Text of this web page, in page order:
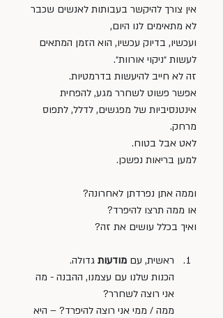
אין צורך להיקשר בעבותות לאנשים שכבר
לא מתאימים לנו היום,
ועכשיו, בדיוק עכשיו, הוא הזמן המתאים
לעשות ״ניקוי אורוות״.
זה לא חייב להיעשות בדרמטיות.
אפשר פשוט לשחרר מגע, להפחית
אינטנסיביות של מפגשים, לדלל, לתפוס
מרחק.
לאט אבל בטוח.
למען בריאות נפשכן.
וממה אתן נפרדתן לאחרונה?
או ממה תרצו להיפרד?
ואיך בכלל עושים את זה?
ראשית, עם מודעות גדולה.
הכנות שלנו עם עצמנו, ההבנה - מה
אני רוצה לשחרר?
ממה / ממי אני רוצה להיפרד? – היא